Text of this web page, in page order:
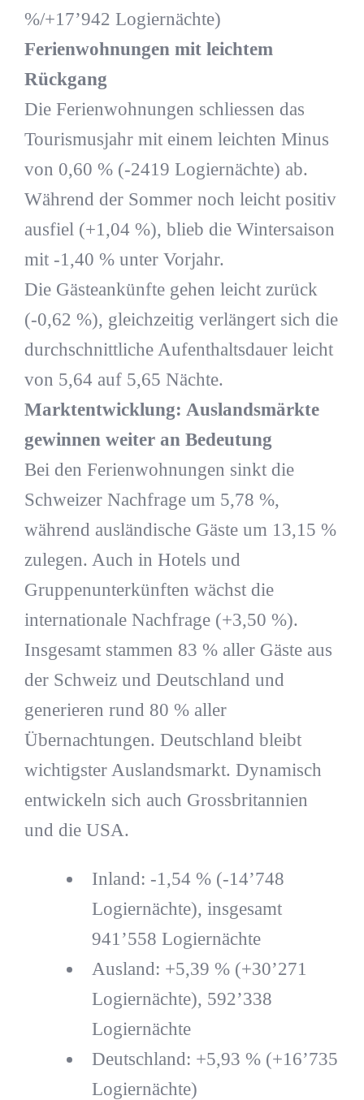
%/+17’942 Logiernächte)
Ferienwohnungen mit leichtem
Rückgang
Die Ferienwohnungen schliessen das
Tourismusjahr mit einem leichten Minus
von 0,60 % (-2419 Logiernächte) ab.
Während der Sommer noch leicht positiv
ausfiel (+1,04 %), blieb die Wintersaison
mit -1,40 % unter Vorjahr.
Die Gästeankünfte gehen leicht zurück
(-0,62 %), gleichzeitig verlängert sich die
durchschnittliche Aufenthaltsdauer leicht
von 5,64 auf 5,65 Nächte.
Marktentwicklung: Auslandsmärkte
gewinnen weiter an Bedeutung
Bei den Ferienwohnungen sinkt die
Schweizer Nachfrage um 5,78 %,
während ausländische Gäste um 13,15 %
zulegen. Auch in Hotels und
Gruppenunterkünften wächst die
internationale Nachfrage (+3,50 %).
Insgesamt stammen 83 % aller Gäste aus
der Schweiz und Deutschland und
generieren rund 80 % aller
Übernachtungen. Deutschland bleibt
wichtigster Auslandsmarkt. Dynamisch
entwickeln sich auch Grossbritannien
und die USA.
Inland: -1,54 % (-14’748
Logiernächte), insgesamt
941’558 Logiernächte
Ausland: +5,39 % (+30’271
Logiernächte), 592’338
Logiernächte
Deutschland: +5,93 % (+16’735
Logiernächte)